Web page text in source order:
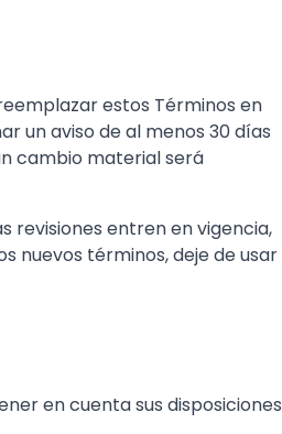
estos Términos en
un aviso de al menos 30 días
cambio material será
revisiones entren en vigencia,
nuevos términos, deje de usar
en cuenta sus disposiciones